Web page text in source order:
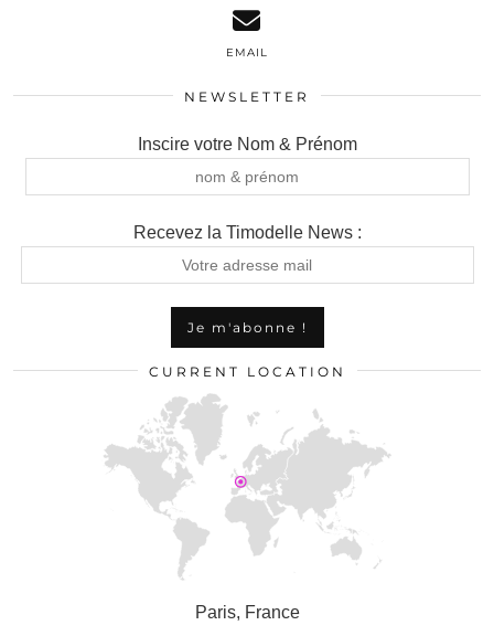
EMAIL
NEWSLETTER
Inscire votre Nom & Prénom
Recevez la Timodelle News :
CURRENT LOCATION
Paris, France